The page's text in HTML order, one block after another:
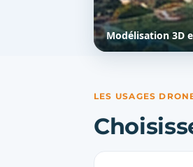
Modélisation 3D
LES USAGES